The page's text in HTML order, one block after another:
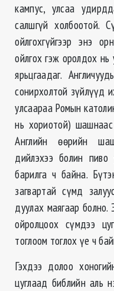
кампус, улсаа
салшгүй холбоотой.
ойлгохгүйгээр энэ
ойлгох гэж оролдох нь
ярьцгаадаг.
сонирхолтой зүйлүүд
улсаараа Ромын
нь хориотой)
Английн өөрийн
дийлэхээ болин пиво
барилга ч байна.
загвартай сүмд
дуулах маягаар
ойролцоох сүмдээ
тоглоом тоглох үе ч
Гэхдээ долоо
цуглаад библийн аль